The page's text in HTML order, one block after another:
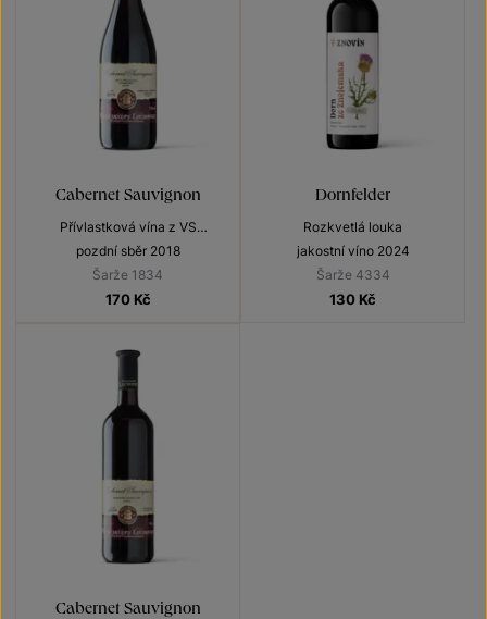
Cabernet Sauvignon
Přívlastková vína z VS
Lechovice
pozdní sběr 2018
Šarže 1834
170 Kč
Dornfelder
Rozkvetlá louka
jakostní víno 2024
Šarže 4334
130 Kč
Cabernet Sauvignon